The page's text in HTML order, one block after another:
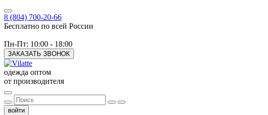
8 (804) 700-20-66
Бесплатно по всей России
Пн-Пт: 10:00 - 18:00
ЗАКАЗАТЬ ЗВОНОК
одежда оптом
от производителя
войти